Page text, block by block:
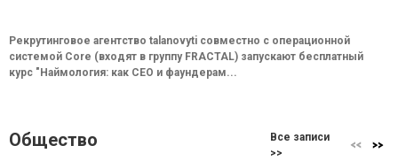
Рекрутинговое агентство talanovyti совместно с операционной
системой Core (входят в группу FRACTAL) запускают бесплатный
курс "Наймология: как СEO и фаундерам...
Общество
Все записи
>>